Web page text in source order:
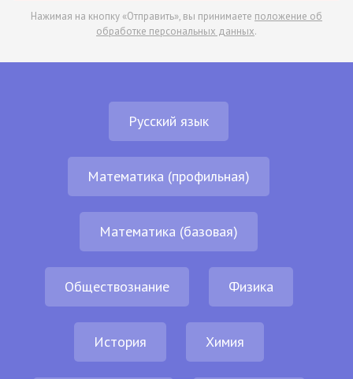
Нажимая на кнопку «Отправить», вы принимаете положение об
обработке персональных данных.
Русский язык
Математика (профильная)
Математика (базовая)
Обществознание Физика
История Химия